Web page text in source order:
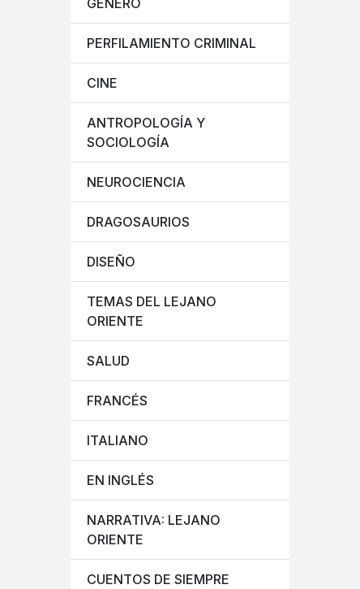
GÉNERO
PERFILAMIENTO CRIMINAL
CINE
ANTROPOLOGÍA Y
SOCIOLOGÍA
NEUROCIENCIA
DRAGOSAURIOS
DISEÑO
TEMAS DEL LEJANO
ORIENTE
SALUD
FRANCÉS
ITALIANO
EN INGLÉS
NARRATIVA: LEJANO
ORIENTE
CUENTOS DE SIEMPRE